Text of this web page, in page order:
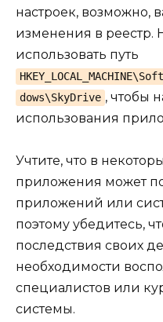
настроек, возможно,
изменения в
использовать путь
dows\SkyDrive , чтобы
использования
Учтите, что в
приложения может
приложений или
поэтому убедитесь,
последствия своих
необходимости
специалистов или
системы.